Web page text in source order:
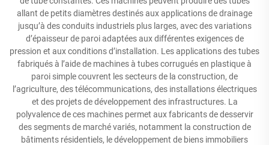
allant de petits diamètres destinés aux applications de drainage
jusqu’à des conduits industriels plus larges, avec des variations
d’épaisseur de paroi adaptées aux différentes exigences de
pression et aux conditions d’installation. Les applications des tubes
fabriqués à l’aide de machines à tubes corrugués en plastique à
paroi simple couvrent les secteurs de la construction, de
l’agriculture, des télécommunications, des installations électriques
et des projets de développement des infrastructures. La
polyvalence de ces machines permet aux fabricants de desservir
des segments de marché variés, notamment la construction de
bâtiments résidentiels, le développement de biens immobiliers